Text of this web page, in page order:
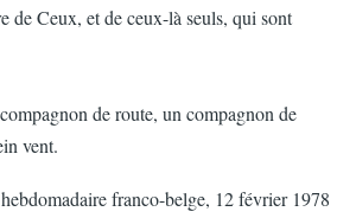
de Ceux, et de ceux-là seuls, qui sont
de route, un compagnon de
vent.
franco-belge, 12 février 1978